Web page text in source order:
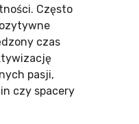
Często
czas
pasji,
czy spacery